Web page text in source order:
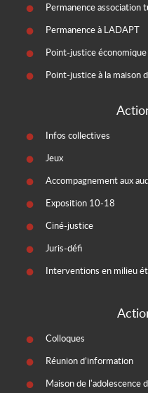
Permanence association
Permanence à LADAPT
Point-justice économique
Point-justice à la maison
Infos collectives
Jeux
Accompagnement aux
Exposition 10-18
Ciné-justice
Juris-défi
Interventions en milieu
Colloques
Réunion d’information
Maison de l'adolescence